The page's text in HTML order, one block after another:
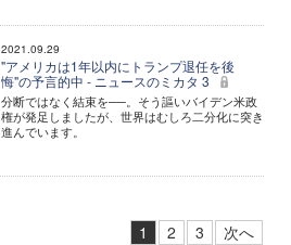
2021.09.29
"アメリカは1年以内にトランプ退任を後
悔"の予言的中 - ニュースのミカタ 3
分断ではなく結束を──。そう謳いバイデン米政
権が発足しましたが、世界はむしろ二分化に突き
進んでいます。
1 2 3 次へ